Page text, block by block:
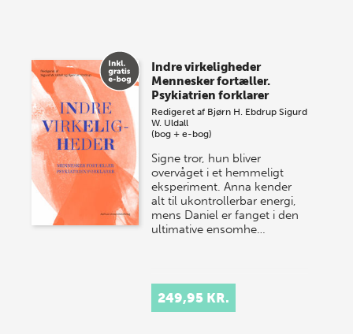
store sommer-lagersalg, så sæt kryds i kalenderen
onsdag den 10. j…
Indre virkeligheder
Mennesker fortæller.
Psykiatrien forklarer
Redigeret af Bjørn H. Ebdrup Sigurd
W. Uldall
(bog + e-bog)
Signe tror, hun bliver
overvåget i et hemmeligt
eksperiment. Anna kender
alt til ukontrollerbar energi,
mens Daniel er fanget i den
ultimative ensomhe…
249,95 KR.